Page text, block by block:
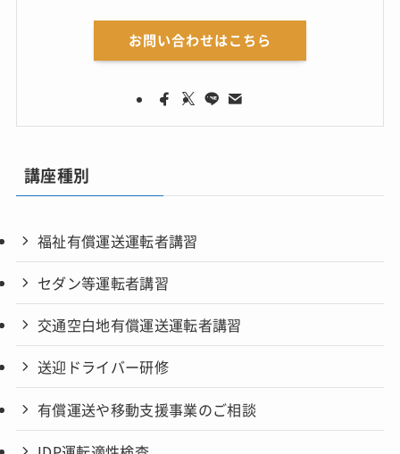
お問い合わせはこちら
講座種別
福祉有償運送運転者講習
セダン等運転者講習
交通空白地有償運送運転者講習
送迎ドライバー研修
有償運送や移動支援事業のご相談